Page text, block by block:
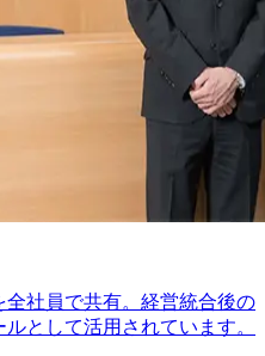
社員で共有。経営統合後の
として活用されています。